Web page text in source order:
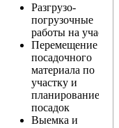
Разгрузо-
погрузочные
работы на участке
Перемещение
посадочного
материала по
участку и
планирование
посадок
Выемка и